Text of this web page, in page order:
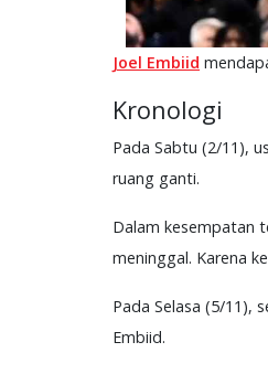
Joel Embiid
Kronologi
Pada Sabtu (2/11),
ruang ganti.
Dalam kesempatan
meninggal. Karena
Pada Selasa (5/11),
Embiid.